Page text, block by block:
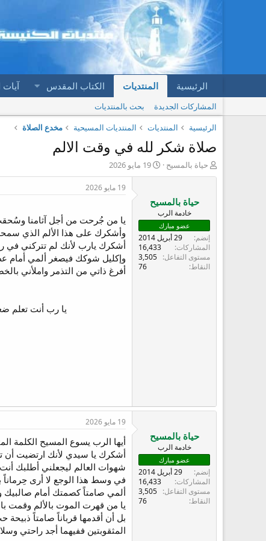
الرئيسية المنتديات الكتاب المقدس
المشاركات الجديدة
بحث بالمنتديات
الرئيسية
المنتديات المنتديات المسيحية مخدع الصلاة
صلاة شكر لله في وقت الالم
ب
ا
ل
م
و
ض
و
ع
حياة بالمسيح
ت
ا
خ
ا
ل
ب
د
ء
19 مايو 2026
حياة بالمسيح
خادمة الرب
عضو مبارك
إنضم
29 أبريل 2014
المشاركات
16,433
مستوى التفاعل
3,505
النقاط
76
19 مايو 2026
يا من جُرحت من أجل آثامنا
وأشكرك على هذا الألم الذي
أشكرك يارب لأنك لم تتركني في
وإكليل شوكك فيصغر ألمي أمام
أفرغ ذاتي من التذمر واملأني
يا رب أنت تعلم
حياة بالمسيح
خادمة الرب
عضو مبارك
إنضم
29 أبريل 2014
المشاركات
16,433
مستوى التفاعل
3,505
النقاط
76
19 مايو 2026
أيها الرب يسوع المسيح الكلمة
أشكرك يا سيدي لأنك ارتضيت
شهوات العالم ليجعلني أطلبك
في وسط هذا الوجع لا أرى
ألمي صامتاً كصمتك أمام
يا من قهرت الموت بالألم وقمت
بل أن أقدمها قرباناً صامتاً
المثقوبتين ففيهما أجد راحتي